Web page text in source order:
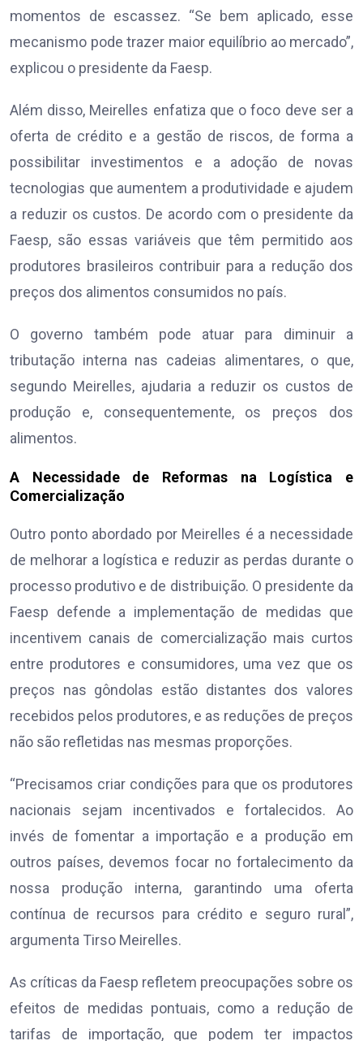
momentos de escassez. “Se bem aplicado, esse
mecanismo pode trazer maior equilíbrio ao mercado”,
explicou o presidente da Faesp.
Além disso, Meirelles enfatiza que o foco deve ser a
oferta de crédito e a gestão de riscos, de forma a
possibilitar investimentos e a adoção de novas
tecnologias que aumentem a produtividade e ajudem
a reduzir os custos. De acordo com o presidente da
Faesp, são essas variáveis que têm permitido aos
produtores brasileiros contribuir para a redução dos
preços dos alimentos consumidos no país.
O governo também pode atuar para diminuir a
tributação interna nas cadeias alimentares, o que,
segundo Meirelles, ajudaria a reduzir os custos de
produção e, consequentemente, os preços dos
alimentos.
A Necessidade de Reformas na Logística e
Comercialização
Outro ponto abordado por Meirelles é a necessidade
de melhorar a logística e reduzir as perdas durante o
processo produtivo e de distribuição. O presidente da
Faesp defende a implementação de medidas que
incentivem canais de comercialização mais curtos
entre produtores e consumidores, uma vez que os
preços nas gôndolas estão distantes dos valores
recebidos pelos produtores, e as reduções de preços
não são refletidas nas mesmas proporções.
“Precisamos criar condições para que os produtores
nacionais sejam incentivados e fortalecidos. Ao
invés de fomentar a importação e a produção em
outros países, devemos focar no fortalecimento da
nossa produção interna, garantindo uma oferta
contínua de recursos para crédito e seguro rural”,
argumenta Tirso Meirelles.
As críticas da Faesp refletem preocupações sobre os
efeitos de medidas pontuais, como a redução de
tarifas de importação, que podem ter impactos